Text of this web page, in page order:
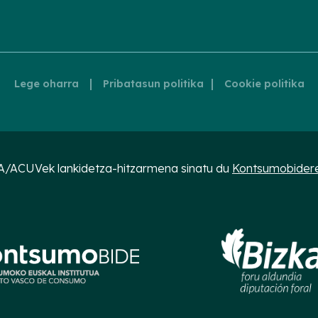
Lege oharra | Pribatasun politika | Cookie politika
ACUVek lankidetza-hitzarmena sinatu du